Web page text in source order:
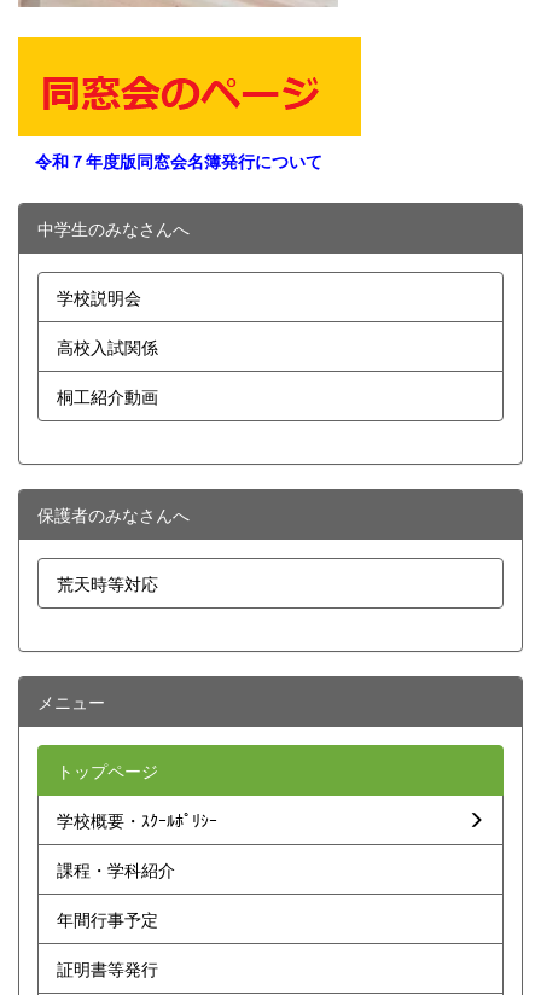
令和７年度版同窓会名簿発行について
中学生のみなさんへ
学校説明会
高校入試関係
桐工紹介動画
保護者のみなさんへ
荒天時等対応
メニュー
トップページ
学校概要・ｽｸｰﾙﾎﾟﾘｼｰ
課程・学科紹介
年間行事予定
証明書等発行